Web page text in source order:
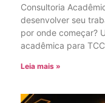
Consultoria
desenvolver seu
por onde começar?
acadêmica para
Leia mais »